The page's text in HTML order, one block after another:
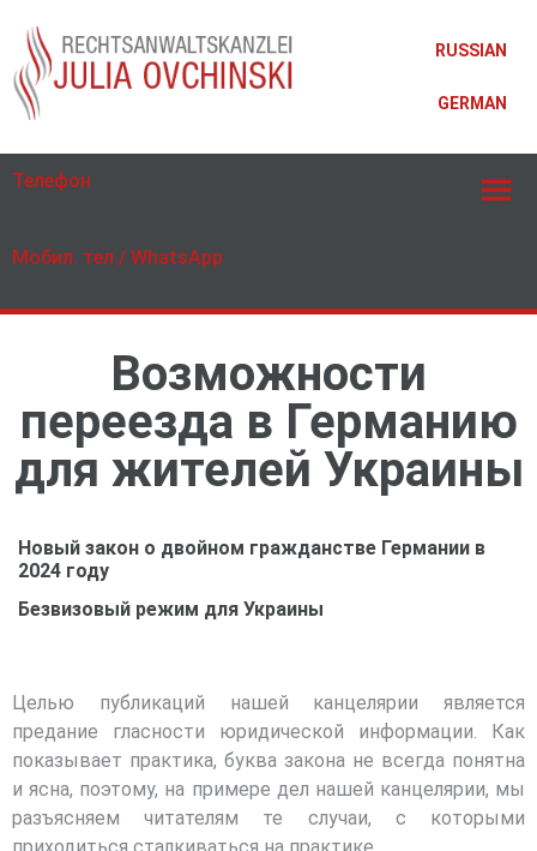
RUSSIAN
GERMAN
Телефон
Мобил. тел / WhatsApp
Возможности
переезда в Германию
для жителей Украины
Новый закон о двойном гражданстве Германии в
2024 году
Безвизовый режим для Украины
Целью публикаций нашей канцелярии является
предание гласности юридической информации. Как
показывает практика, буква закона не всегда понятна
и ясна, поэтому, на примере дел нашей канцелярии, мы
разъясняем читателям те случаи, с которыми